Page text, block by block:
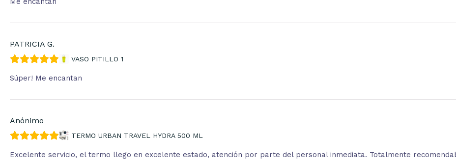
PATRICIA G.
VASO PITILLO 1
Súper! Me encantan
Anónimo
TERMO URBAN TRAVEL HYDRA 500 ML
Excelente servicio, el termo llego en excelente estado, atención por parte del personal inmediata. Totalmente